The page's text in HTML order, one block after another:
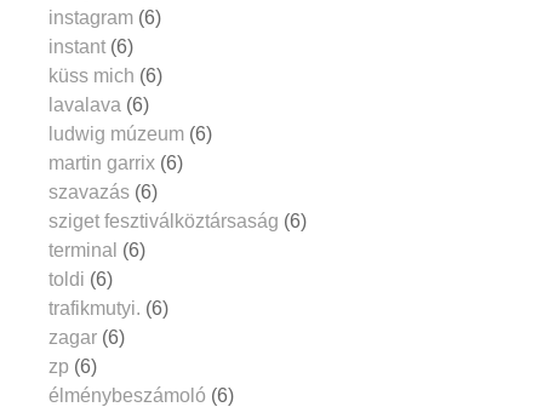
instagram (6)
instant (6)
küss mich (6)
lavalava (6)
ludwig múzeum (6)
martin garrix (6)
szavazás (6)
sziget fesztiválköztársaság (6)
terminal (6)
toldi (6)
trafikmutyi. (6)
zagar (6)
zp (6)
élménybeszámoló (6)